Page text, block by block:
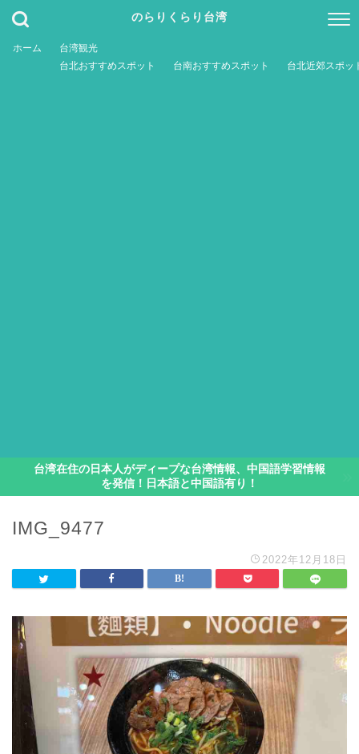
のらりくらり台湾
ホーム
台湾観光
台北おすすめスポット
台南おすすめスポット 台北近郊スポッ
台湾在住の日本人がディープな台湾情報、中国語学習情報
を発信！日本語と中国語有り！
IMG_9477
2022年12月18日